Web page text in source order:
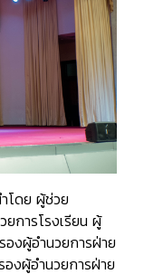
โดย ผู้ช่วย
การโรงเรียน ผู้
งผู้อำนวยการฝ่าย
องผู้อำนวยการฝ่าย